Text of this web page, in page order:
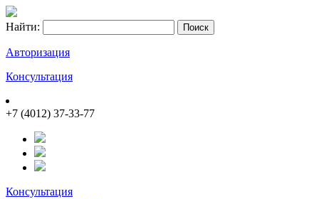
Найти:
Авторизация
Консультация
+7 (4012) 37-33-77
Консультация